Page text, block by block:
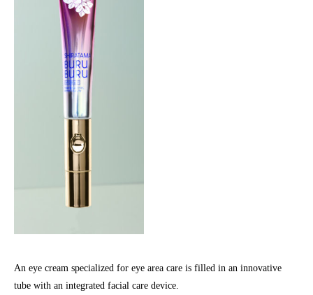
An eye cream specialized for eye area care is filled in an innovative
tube with an integrated facial care device.